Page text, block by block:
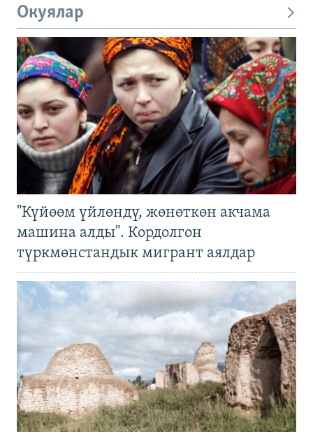
Окуялар
"Күйөөм үйлөндү, жөнөткөн акчама
машина алды". Кордолгон
түркмөнстандык мигрант аялдар